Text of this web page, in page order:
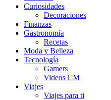
Curiosidades
Decoraciones
Finanzas
Gastronomía
Recetas
Moda y Belleza
Tecnología
Gamers
Videos CM
Viajes
Viajes para ti